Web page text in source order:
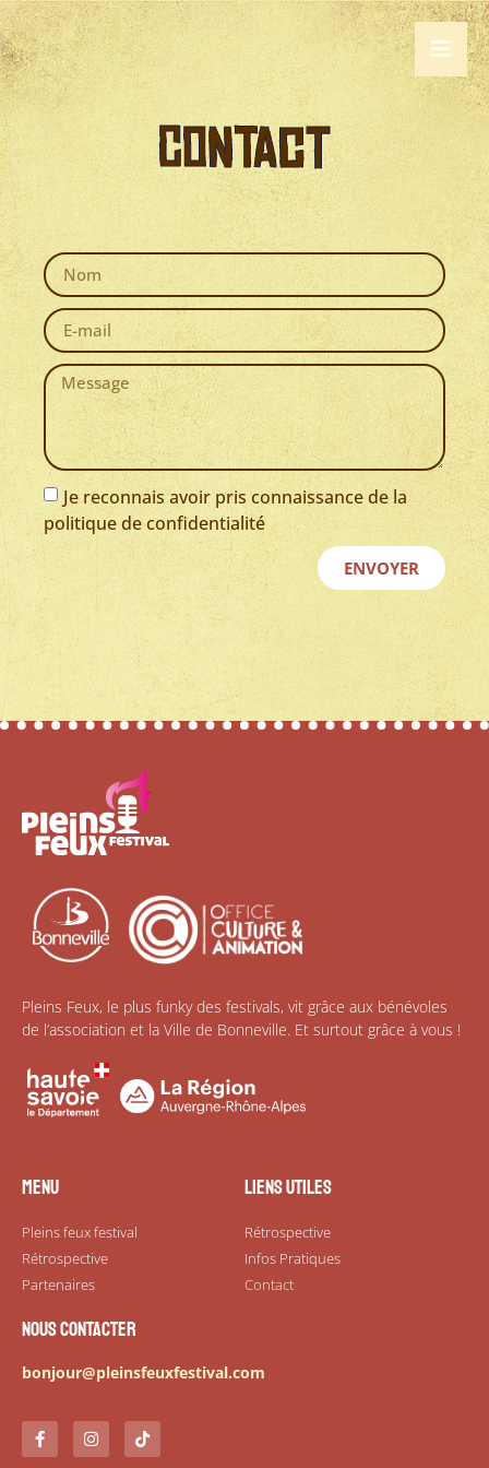
CONTACT
Je reconnais avoir pris connaissance de la
politique de confidentialité
ENVOYER
Pleins Feux, le plus funky des festivals, vit grâce aux bénévoles
de l’association et la Ville de Bonneville. Et surtout grâce à vous !
Menu
Pleins feux festival
Rétrospective
Partenaires
Liens utiles
Rétrospective
Infos Pratiques
Contact
Nous contacter
bonjour@pleinsfeuxfestival.com